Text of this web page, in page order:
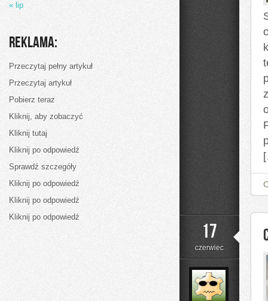
17
czerwiec
« lip
Reklama:
Przeczytaj pełny artykuł
Przeczytaj artykuł
Pobierz teraz
Kliknij, aby zobaczyć
Kliknij tutaj
Kliknij po odpowiedź
Sprawdź szczegóły
Kliknij po odpowiedź
Kliknij po odpowiedź
Kliknij po odpowiedź